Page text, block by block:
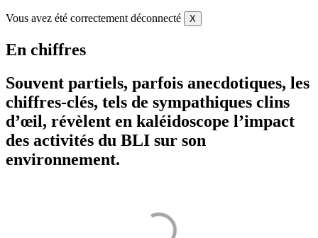
Vous avez été correctement déconnecté X
En chiffres
Souvent partiels, parfois anecdotiques, les
chiffres-clés, tels de sympathiques clins
d’œil, révèlent en kaléidoscope l’impact
des activités du BLI sur son
environnement.